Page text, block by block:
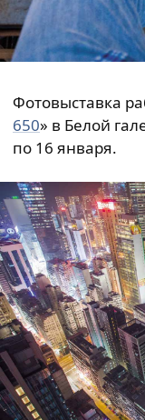
Фотовыставка
650» в Белой
по 16 января.